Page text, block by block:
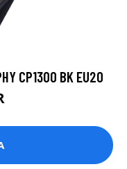
CP1300 BK EU20